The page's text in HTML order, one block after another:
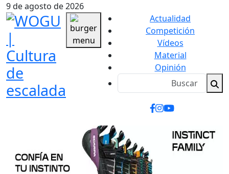
9 de agosto de 2026
Actualidad
Competición
Vídeos
Material
Opinión